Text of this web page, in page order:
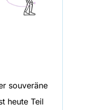
souveräne
heute Teil